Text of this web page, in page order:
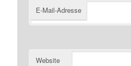
E-Mail-Adresse
Website